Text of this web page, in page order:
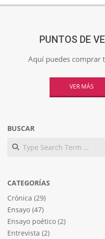
PUNTOS DE
Aquí puedes comprar
VER MÁS
BUSCAR
Search
CATEGORÍAS
Crónica (29)
Ensayo (47)
Ensayo poético (2)
Entrevista (2)